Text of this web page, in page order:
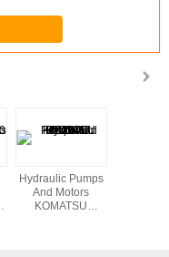
Hydraulic Pumps
And Motors
KOMATSU